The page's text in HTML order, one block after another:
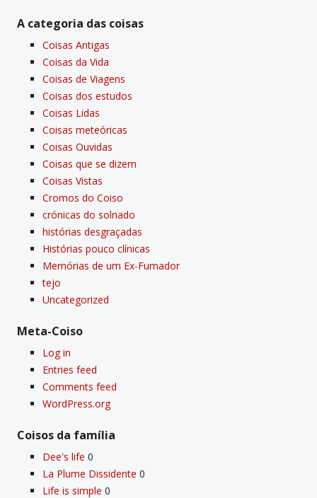
A categoria das coisas
Coisas Antigas
Coisas da Vida
Coisas de Viagens
Coisas dos estudos
Coisas Lidas
Coisas meteóricas
Coisas Ouvidas
Coisas que se dizem
Coisas Vistas
Cromos do Coiso
crónicas do solnado
histórias desgraçadas
Histórias pouco clí­nicas
Memórias de um Ex-Fumador
tejo
Uncategorized
Meta-Coiso
Log in
Entries feed
Comments feed
WordPress.org
Coisos da famí­lia
Dee's life 0
La Plume Dissidente 0
Life is simple 0